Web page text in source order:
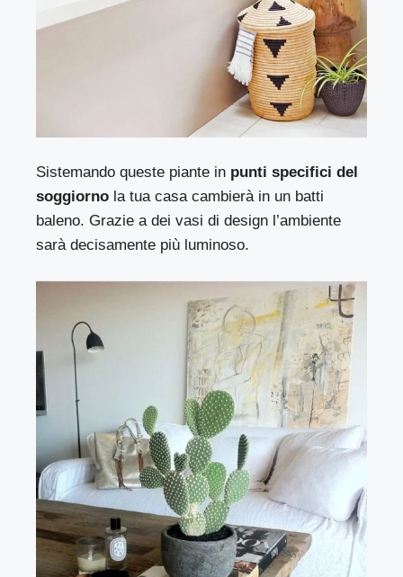
Sistemando queste piante in punti specifici del
soggiorno la tua casa cambierà in un batti
baleno. Grazie a dei vasi di design l’ambiente
sarà decisamente più luminoso.